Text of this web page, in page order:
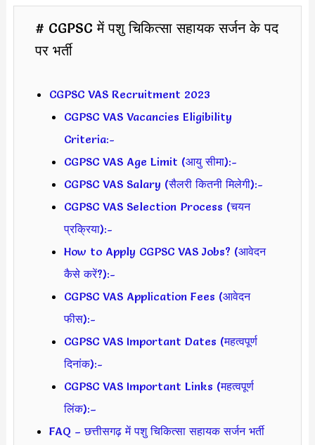
# CGPSC में पशु चिकित्सा सहायक सर्जन के पद
पर भर्ती
CGPSC VAS Recruitment 2023
CGPSC VAS Vacancies Eligibility
Criteria:-
CGPSC VAS Age Limit (आयु सीमा):-
CGPSC VAS Salary (सैलरी कितनी मिलेगी):-
CGPSC VAS Selection Process (चयन
प्रक्रिया):-
How to Apply CGPSC VAS Jobs? (आवेदन
कैसे करें?):-
CGPSC VAS Application Fees (आवेदन
फीस):-
CGPSC VAS Important Dates (महत्वपूर्ण
दिनांक):-
CGPSC VAS Important Links (महत्वपूर्ण
लिंक):–
FAQ – छत्तीसगढ़ में पशु चिकित्सा सहायक सर्जन भर्ती